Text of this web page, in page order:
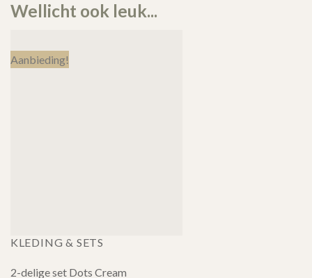
Wellicht ook leuk...
Aanbieding!
KLEDING & SETS
2-delige set Dots Cream